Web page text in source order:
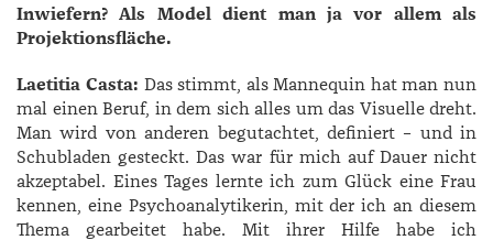
Inwiefern? Als Model dient man ja vor allem als
Projektionsfläche.
Laetitia Casta: Das stimmt, als Mannequin hat man nun
mal einen Beruf, in dem sich alles um das Visuelle dreht.
Man wird von anderen begutachtet, definiert – und in
Schubladen gesteckt. Das war für mich auf Dauer nicht
akzeptabel. Eines Tages lernte ich zum Glück eine Frau
kennen, eine Psychoanalytikerin, mit der ich an diesem
Thema gearbeitet habe. Mit ihrer Hilfe habe ich